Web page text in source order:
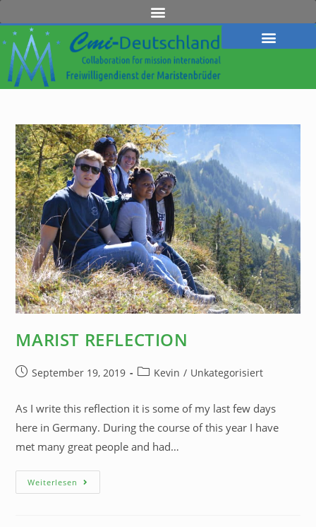
MARIST REFLECTION
September 19, 2019 Kevin / Unkategorisiert
As I write this reflection it is some of my last few days
here in Germany. During the course of this year I have
met many great people and had…
Weiterlesen